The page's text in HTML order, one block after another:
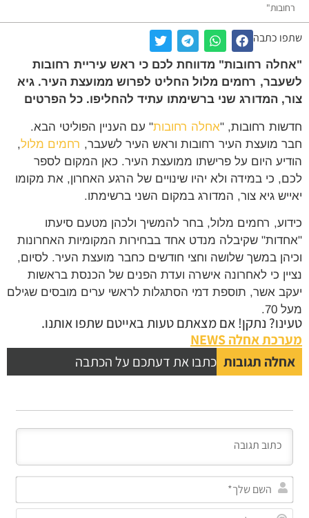
רחובות"
שתפו כתבה
"אחלה רחובות" מדווחת לכם כי ראש עיריית רחובות
לשעבר, רחמים מלול החליט לפרוש ממועצת העיר. גיא
צור, המדורג שני ברשימתו עתיד להחליפו. כל הפרטים
חדשות רחובות, "אחלה רחובות" עם העניין הפוליטי הבא.
חבר מועצת העיר רחובות וראש העיר לשעבר, רחמים מלול,
הודיע היום על פרישתו ממועצת העיר. כאן המקום לספר
לכם, כי במידה ולא יהיו שינויים של הרגע האחרון, את מקומו
יאייש גיא צור, המדורג במקום השני ברשימתו.
כידוע, רחמים מלול, בחר להמשיך ולכהן מטעם סיעתו
"אחדות" שקיבלה מנדט אחד בבחירות המקומיות האחרונות
וכיהן במשך שלושה וחצי חודשים כחבר מועצת העיר. לסיום,
נציין כי לאחרונה אישרה ועדת הפנים של הכנסת בראשות
יעקב אשר, תוספת דמי הסתגלות לראשי ערים מובסים שגילם
מעל 70.
טעינו? נתקן! אם מצאתם טעות באייטם שתפו אותנו.
מערכת אחלה NEWS
אחלה תגובות כתבו את דעתכם על הכתבה